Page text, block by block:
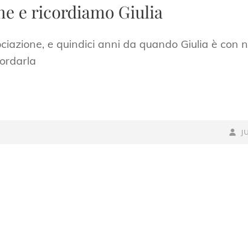
e ricordiamo Giulia
e quindici anni da quando Giulia è con
BY